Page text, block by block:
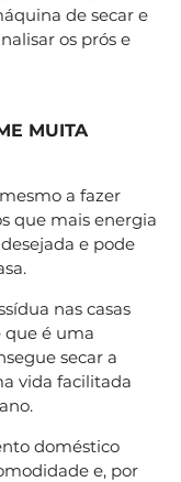
de secar e
os prós e
MUITA
a fazer
que mais energia
e pode
nas casas
que é uma
secar a
vida facilitada
doméstico
e, por